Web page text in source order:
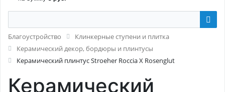
Благоустройство
Клинкерные ступени и плитка
Керамический декор, бордюры и плинтусы
Керамический плинтус Stroeher Roccia X Rosenglut
Керамический